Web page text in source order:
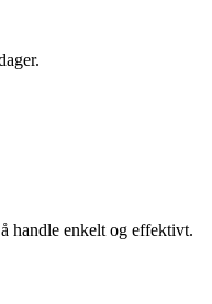
handle enkelt og effektivt.